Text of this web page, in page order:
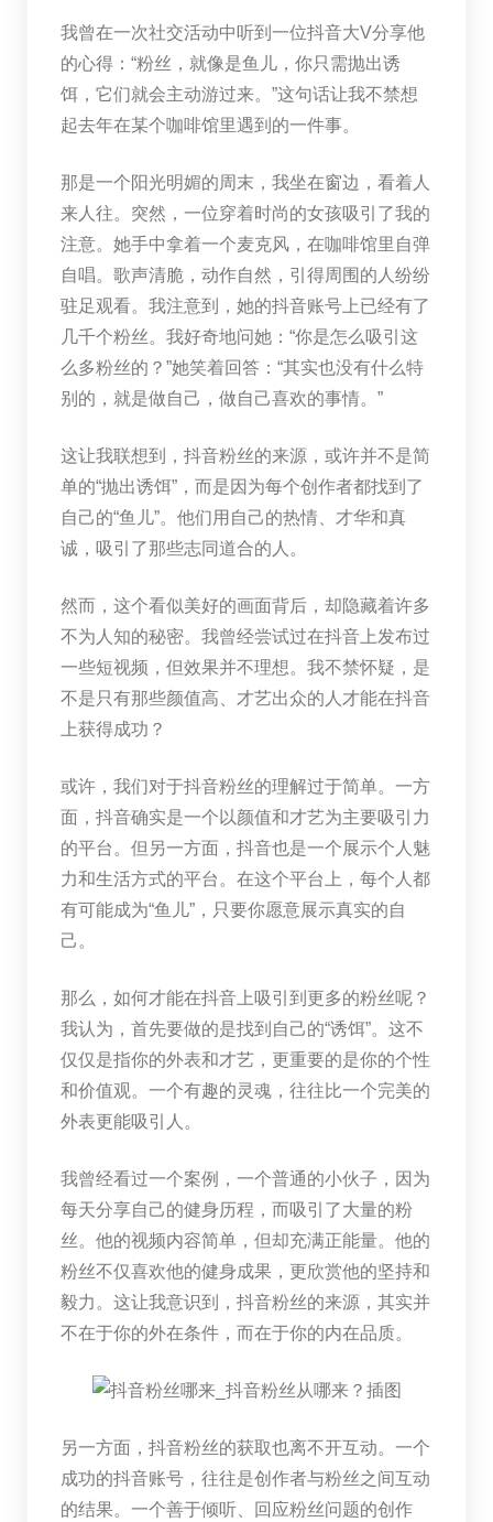
我曾在一次社交活动中听到一位抖音大V分享他
的心得：“粉丝，就像是鱼儿，你只需抛出诱
饵，它们就会主动游过来。”这句话让我不禁想
起去年在某个咖啡馆里遇到的一件事。
那是一个阳光明媚的周末，我坐在窗边，看着人
来人往。突然，一位穿着时尚的女孩吸引了我的
注意。她手中拿着一个麦克风，在咖啡馆里自弹
自唱。歌声清脆，动作自然，引得周围的人纷纷
驻足观看。我注意到，她的抖音账号上已经有了
几千个粉丝。我好奇地问她：“你是怎么吸引这
么多粉丝的？”她笑着回答：“其实也没有什么特
别的，就是做自己，做自己喜欢的事情。”
这让我联想到，抖音粉丝的来源，或许并不是简
单的“抛出诱饵”，而是因为每个创作者都找到了
自己的“鱼儿”。他们用自己的热情、才华和真
诚，吸引了那些志同道合的人。
然而，这个看似美好的画面背后，却隐藏着许多
不为人知的秘密。我曾经尝试过在抖音上发布过
一些短视频，但效果并不理想。我不禁怀疑，是
不是只有那些颜值高、才艺出众的人才能在抖音
上获得成功？
或许，我们对于抖音粉丝的理解过于简单。一方
面，抖音确实是一个以颜值和才艺为主要吸引力
的平台。但另一方面，抖音也是一个展示个人魅
力和生活方式的平台。在这个平台上，每个人都
有可能成为“鱼儿”，只要你愿意展示真实的自
己。
那么，如何才能在抖音上吸引到更多的粉丝呢？
我认为，首先要做的是找到自己的“诱饵”。这不
仅仅是指你的外表和才艺，更重要的是你的个性
和价值观。一个有趣的灵魂，往往比一个完美的
外表更能吸引人。
我曾经看过一个案例，一个普通的小伙子，因为
每天分享自己的健身历程，而吸引了大量的粉
丝。他的视频内容简单，但却充满正能量。他的
粉丝不仅喜欢他的健身成果，更欣赏他的坚持和
毅力。这让我意识到，抖音粉丝的来源，其实并
不在于你的外在条件，而在于你的内在品质。
另一方面，抖音粉丝的获取也离不开互动。一个
成功的抖音账号，往往是创作者与粉丝之间互动
的结果。一个善于倾听、回应粉丝问题的创作